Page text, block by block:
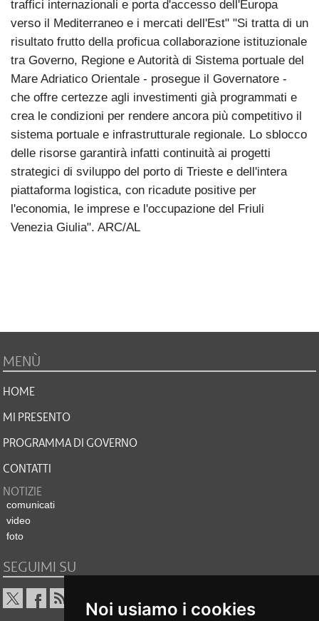
Noi usiamo i cookies
traffici internazionali e porta d'accesso dell'Europa
verso il Mediterraneo e i mercati dell'Est" "Si tratta di un
risultato frutto della proficua collaborazione istituzionale
tra Governo, Regione e Autorità di Sistema portuale del
Mare Adriatico Orientale - prosegue il Governatore -
che offre certezze agli investimenti già programmati e
crea le condizioni per rendere ancora più competitivo il
sistema portuale e infrastrutturale regionale. Lo sblocco
delle risorse garantirà infatti continuità ai progetti
strategici di sviluppo del porto di Trieste e dell'intera
piattaforma logistica, con ricadute positive per
l'economia, le imprese e l'occupazione del Friuli
Venezia Giulia". ARC/AL
MENÙ
HOME
MI PRESENTO
PROGRAMMA DI GOVERNO
CONTATTI
NOTIZIE
comunicati
video
foto
SEGUIMI SU